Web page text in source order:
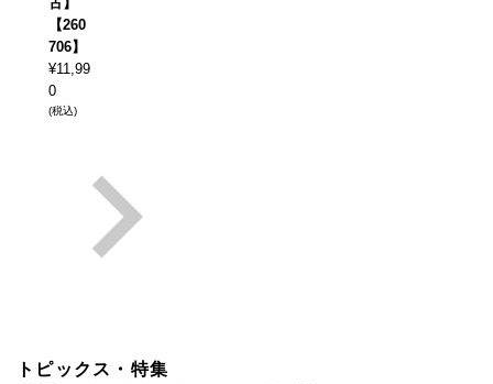
【260
706】
¥11,99
0
(税込)
トピックス・特集